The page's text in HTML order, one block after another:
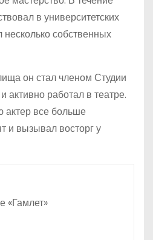
в университетских
несколько собственных
он стал членом Студии
работал в театре.
актер все больше
и вызывал восторг у
«Гамлет»